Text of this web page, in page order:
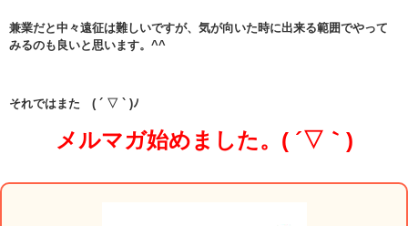
兼業だと中々遠征は難しいですが、気が向いた時に出来る範囲でやって
みるのも良いと思います。^^
それではまた ( ´ ▽ ` )ﾉ
メルマガ始めました。( ´▽｀)